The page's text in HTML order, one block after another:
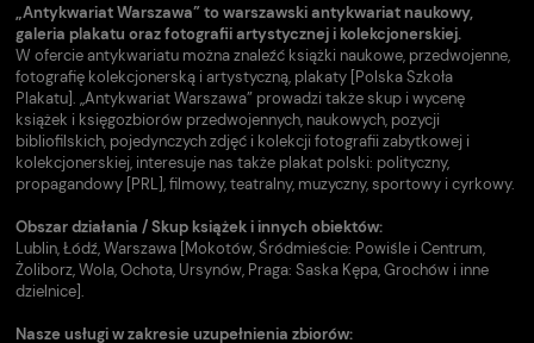
„Antykwariat Warszawa” to warszawski antykwariat naukowy,
galeria plakatu oraz fotografii artystycznej i kolekcjonerskiej.
W ofercie antykwariatu można znaleźć książki naukowe, przedwojenne,
fotografię kolekcjonerską i artystyczną, plakaty [Polska Szkoła
Plakatu]. „Antykwariat Warszawa” prowadzi także skup i wycenę
książek i księgozbiorów przedwojennych, naukowych, pozycji
bibliofilskich, pojedynczych zdjęć i kolekcji fotografii zabytkowej i
kolekcjonerskiej, interesuje nas także plakat polski: polityczny,
propagandowy [PRL], filmowy, teatralny, muzyczny, sportowy i cyrkowy.
Obszar działania / Skup książek i innych obiektów:
Lublin, Łódź, Warszawa [Mokotów, Śródmieście: Powiśle i Centrum,
Żoliborz, Wola, Ochota, Ursynów, Praga: Saska Kępa, Grochów i inne
dzielnice].
Nasze usługi w zakresie uzupełnienia zbiorów: